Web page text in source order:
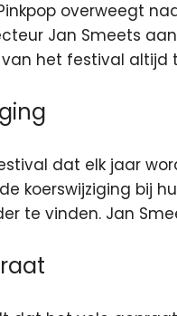
overweegt
Jan Smeets
het festival altijd
dat elk jaar
koerswijziging bij
te vinden. Jan